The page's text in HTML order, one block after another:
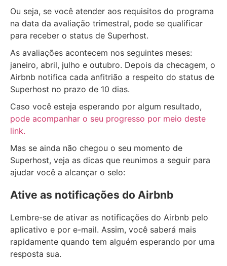
Ou seja, se você atender aos requisitos do programa
na data da avaliação trimestral, pode se qualificar
para receber o status de Superhost.
As avaliações acontecem nos seguintes meses:
janeiro, abril, julho e outubro. Depois da checagem, o
Airbnb notifica cada anfitrião a respeito do status de
Superhost no prazo de 10 dias.
Caso você esteja esperando por algum resultado,
pode acompanhar o seu progresso por meio deste
link.
Mas se ainda não chegou o seu momento de
Superhost, veja as dicas que reunimos a seguir para
ajudar você a alcançar o selo:
Ative as notificações do Airbnb
Lembre-se de ativar as notificações do Airbnb pelo
aplicativo e por e-mail. Assim, você saberá mais
rapidamente quando tem alguém esperando por uma
resposta sua.